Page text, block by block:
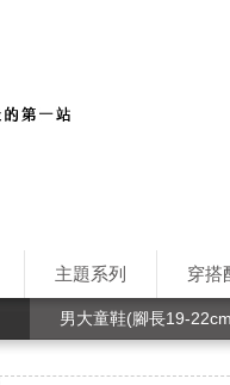
主題系列 穿搭
男大童鞋(腳長19-